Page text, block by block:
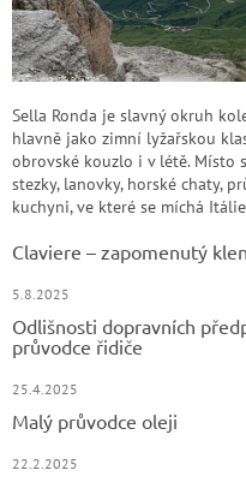
Sella Ronda je slavný okruh
hlavně jako zimní lyžařskou
obrovské kouzlo i v létě. Místo
stezky, lanovky, horské chaty,
kuchyni, ve které se míchá
Claviere – zapomenutý
5.8.2025
Odlišnosti dopravních
průvodce řidiče
25.4.2025
Malý průvodce oleji
22.2.2025